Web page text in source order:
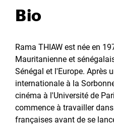
Bio
Rama THIAW est née en
Mauritanienne et
Sénégal et l'Europe. Après
internationale à la
cinéma à l'Université de
commence à travailler
françaises avant de se